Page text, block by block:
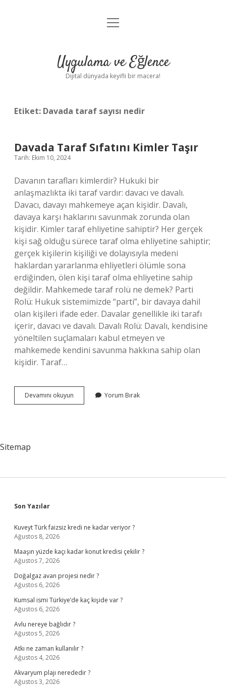
Anasayfa
Yasal Uyarı
menüyü
Uygulama ve Eğlence
Dijital dünyada keyifli bir macera!
Etiket: Davada taraf sayısı nedir
Davada Taraf Sıfatını Kimler Taşır
Tarih: Ekim 10, 2024
Davanın tarafları kimlerdir? Hukuki bir
anlaşmazlıkta iki taraf vardır: davacı ve davalı.
Davacı, davayı mahkemeye açan kişidir. Davalı,
davaya karşı haklarını savunmak zorunda olan
kişidir. Kimler taraf ehliyetine sahiptir? Her gerçek
kişi sağ olduğu sürece taraf olma ehliyetine sahiptir;
gerçek kişilerin kişiliği ve dolayısıyla medeni
haklardan yararlanma ehliyetleri ölümle sona
erdiğinden, ölen kişi taraf olma ehliyetine sahip
değildir. Mahkemede taraf rolü ne demek? Parti
Rolü: Hukuk sistemimizde “parti”, bir davaya dahil
olan kişileri ifade eder. Davalar genellikle iki tarafı
içerir, davacı ve davalı. Davalı Rolü: Davalı, kendisine
yöneltilen suçlamaları kabul etmeyen ve
mahkemede kendini savunma hakkına sahip olan
kişidir. Taraf…
Devamını okuyun
Taraf
Yorum Bırak
Sitemap
Sidebar
Son Yazılar
Kuveyt Türk faizsiz kredi ne kadar veriyor ?
Ağustos 8, 2026
Maaşın yüzde kaçı kadar konut kredisi çekilir ?
Ağustos 7, 2026
Doğalgaz avan projesi nedir ?
Ağustos 6, 2026
Kumsal ismi Türkiye’de kaç kişide var ?
Ağustos 6, 2026
Avlu nereye bağlıdır ?
Ağustos 5, 2026
Atkı ne zaman kullanılır ?
Ağustos 4, 2026
Akvaryum plajı nerededir ?
Ağustos 3, 2026